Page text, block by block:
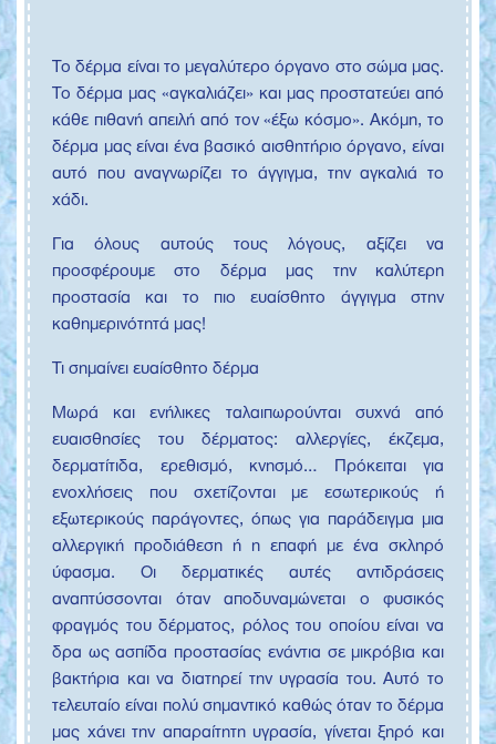
Το δέρμα είναι το μεγαλύτερο όργανο στο σώμα μας.
Το δέρμα μας «αγκαλιάζει» και μας προστατεύει από
κάθε πιθανή απειλή από τον «έξω κόσμο». Ακόμη, το
δέρμα μας είναι ένα βασικό αισθητήριο όργανο, είναι
αυτό που αναγνωρίζει το άγγιγμα, την αγκαλιά το
χάδι.
Για όλους αυτούς τους λόγους, αξίζει να
προσφέρουμε στο δέρμα μας την καλύτερη
προστασία και το πιο ευαίσθητο άγγιγμα στην
καθημερινότητά μας!
Τι σημαίνει ευαίσθητο δέρμα
Μωρά και ενήλικες ταλαιπωρούνται συχνά από
ευαισθησίες του δέρματος: αλλεργίες, έκζεμα,
δερματίτιδα, ερεθισμό, κνησμό… Πρόκειται για
ενοχλήσεις που σχετίζονται με εσωτερικούς ή
εξωτερικούς παράγοντες, όπως για παράδειγμα μια
αλλεργική προδιάθεση ή η επαφή με ένα σκληρό
ύφασμα. Οι δερματικές αυτές αντιδράσεις
αναπτύσσονται όταν αποδυναμώνεται ο φυσικός
φραγμός του δέρματος, ρόλος του οποίου είναι να
δρα ως ασπίδα προστασίας ενάντια σε μικρόβια και
βακτήρια και να διατηρεί την υγρασία του. Αυτό το
τελευταίο είναι πολύ σημαντικό καθώς όταν το δέρμα
μας χάνει την απαραίτητη υγρασία, γίνεται ξηρό και